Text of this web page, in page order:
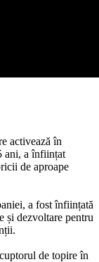
activează în
ani, a înființat
de aproape
a fost înființată
și dezvoltare pentru
de topire în